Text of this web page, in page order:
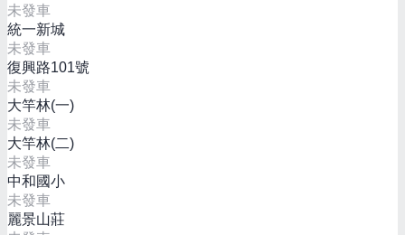
未發車
統一新城
未發車
復興路101號
未發車
大竿林(一)
未發車
大竿林(二)
未發車
中和國小
未發車
麗景山莊